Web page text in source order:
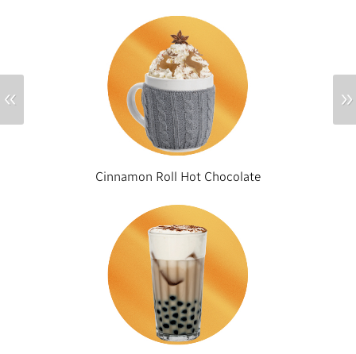
Cinnamon Roll Hot Chocolate
« »